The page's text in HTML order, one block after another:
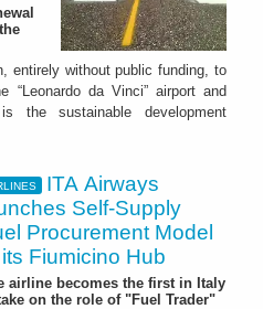
entirely without public funding, to
“Leonardo da Vinci” airport and
the sustainable development
ITA Airways
Self-Supply
Procurement Model
Fiumicino Hub
airline becomes the first in Italy
on the role of "Fuel Trader"